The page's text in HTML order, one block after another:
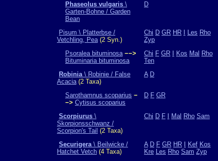
Phaseolus vulgaris \
Garten-Bohne / Garden
Bean
D
Pisum \ Platterbse /
Vetchling, Pea(2 Syn.)
Chi D GR HR Les Rho
Zyp
Psoralea bituminosa −−>
Bituminaria bituminosa
Chi F GR Kos Mal Rho
Ten
Robinia\ Robinie / False
Acacia(2 Taxa)
A D
Sarothamnus scoparius −
−> Cytisus scoparius
D F GR
Scorpiurus \
Skorpionsschwanz /
Scorpion's Tail (2 Taxa)
Chi D F Mal Rho Sam
Securigera\ Beilwicke /
Hatchet Vetch (4 Taxa)
A D F GR HR Kef Kos
Kre Les Rho Sam Zyp